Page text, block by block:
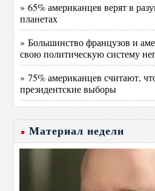
» 65% американцев верят в
планетах
» Большинство французов и
свою политическую систему
» 75% американцев считают,
президентские выборы
Материал недели